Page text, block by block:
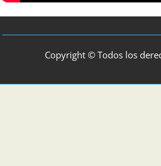
Copyright © Todos los